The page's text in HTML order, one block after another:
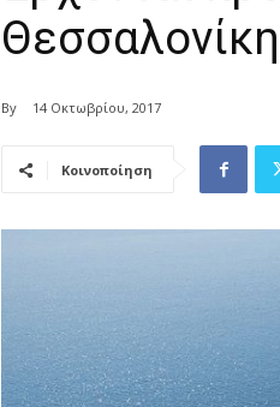
By 14 Οκτωβρίου, 2017
Κοινοποίηση